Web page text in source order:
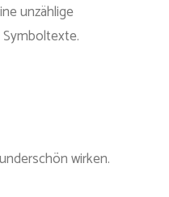
unzählige
wirken.